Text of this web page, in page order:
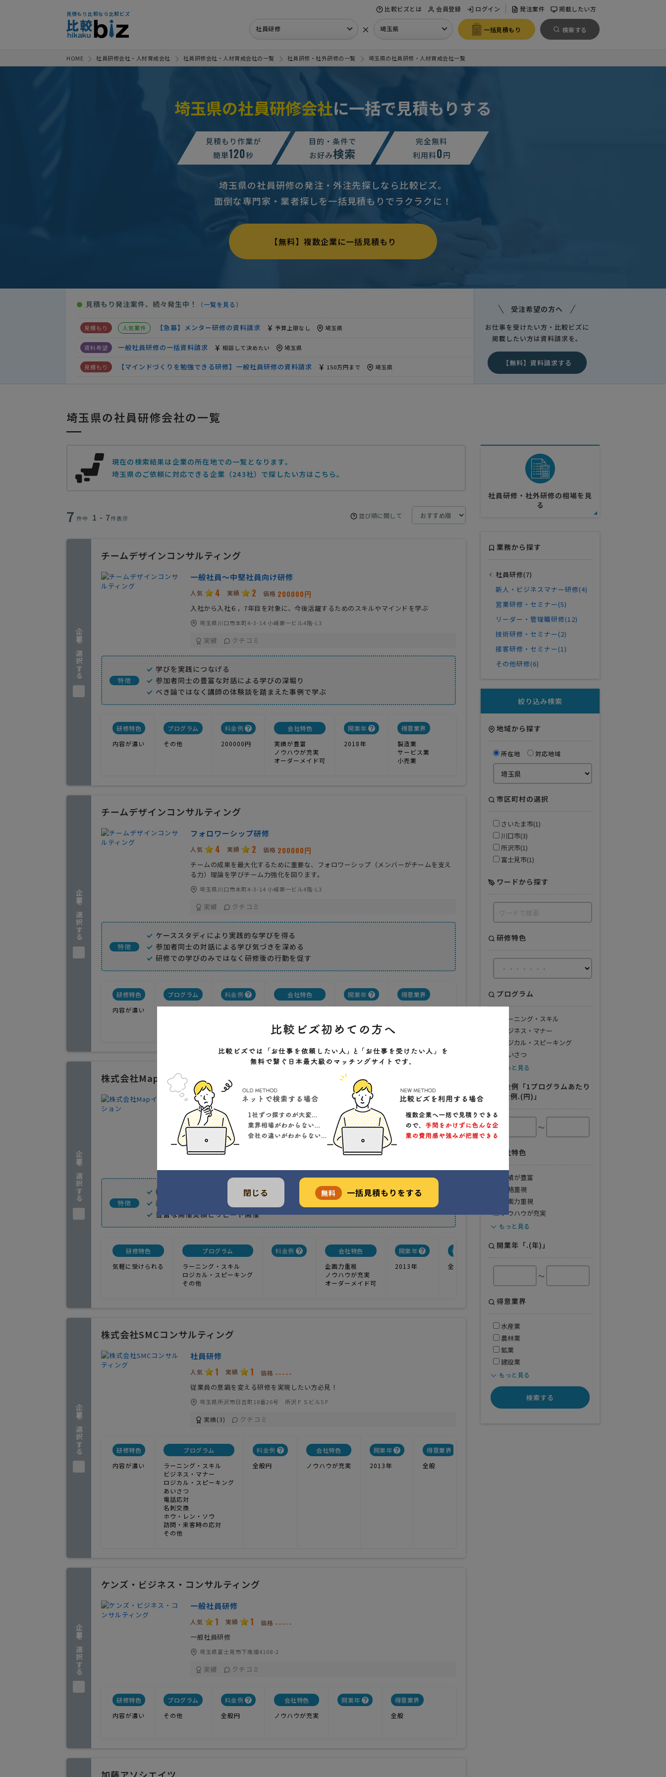
見積もり比較なら比較ビズ
比較ビズとは 会員登録 ログイン 発注案件 掲載したい方
社員研修 × 埼玉県 一括見積もり 検索する
HOME 社員研修会社・人材育成会社 社員研修会社・人材育成会社の一覧 社員研修・社外研修の一覧 埼玉県の社員研修・人材育成会社一覧
埼玉県の社員研修会社に一括で見積もりする
見積もり作業が
簡単120秒
目的・条件で
お好み検索
完全無料
利用料0円
埼玉県の社員研修の発注・外注先探しなら比較ビズ。
面倒な専門家・業者探しを一括見積もりでラクラクに！
【無料】複数企業に一括見積もり
● 見積もり発注案件、続々発生中！ （一覧を見る ）
【施設訪問と管理者研修】の相談・問合せ 15万円まで 埼玉県
相談して決めたい
【マインドづくりを勉強できる研修】一般社員研修の資料請求
人気案件 【電話対応研修】一般社員研修の資料請求 10万円まで 埼玉県
人気案件 【施設訪問と管理者研修】の相談・問合せ
人気案件 【急募】メンター研修の資料請求 予算上限なし 埼玉県
一般社員研修の一括資料請求 相談して決めたい 埼玉県
【マインドづくりを勉強できる研修】一般社員研修の資料請求 150万円まで 埼玉県
一般社員研修の資料請求 予算上限なし 埼玉県
受注希望の方へ
お仕事を受けたい方・比較ビズに
掲載したい方は資料請求を。
【無料】資料請求する
埼玉県の社員研修会社の一覧
現在の検索結果は企業の所在地での一覧となります。
埼玉県のご依頼に対応できる企業（243社）で探したい方はこちら。
7 件中 1 - 7件表示 並び順に関して
企業を選択する
チームデザインコンサルティング
一般社員〜中堅社員向け研修
人気 4 実績 2 価格 200000円
入社から入社６，7年目を対象に、今後活躍するためのスキルやマインドを学ぶ
埼玉県川口市本町4-3-14 小峰第一ビル4階-L3
実績 クチコミ
特徴
学びを実践につなげる
参加者同士の豊富な対話による学びの深堀り
べき論ではなく講師の体験談を踏まえた事例で学ぶ
研修特色
内容が濃い
プログラム
その他
料金例
200000円
会社特色
実績が豊富
ノウハウが充実
オーダーメイド可
開業年
2018年
得意業界
製造業
サービス業
小売業
企業を選択する
チームデザインコンサルティング
フォロワーシップ研修
人気 4 実績 2 価格 200000円
チームの成果を最大化するために重要な、フォロワーシップ（メンバーがチームを支え
る力）理論を学びチーム力強化を図ります。
埼玉県川口市本町4-3-14 小峰第一ビル4階-L3
実績 クチコミ
特徴
ケーススタディにより実践的な学びを得る
参加者同士の対話による学び気づきを深める
研修での学びのみではなく研修後の行動を促す
研修特色
内容が濃い
プログラム
料金例
会社特色
オーダーメイド可
開業年
得意業界
企業を選択する
株式会社Mapイノベーション
経営シミュレーション研修
人気 1 実績 1 価格-----
ビジネス研修で最も注目されている「ゲーム形式」による体験型研修
埼玉県坂戸市日の出町2-26-402
特徴
御社の収益構造に当てはめて考えることができ明日から活用可能
楽しく学べて参加者の明日からの行動変革に直結
豊富な開催実績とリピート開催
研修特色
気軽に受けられる
プログラム
ラーニング・スキル
ロジカル・スピーキング
その他
料金例
会社特色
企画力重視
ノウハウが充実
オーダーメイド可
開業年
2013年
得意業界
全般
企業を選択する
株式会社SMCコンサルティング
社員研修
人気 1 実績 1 価格 -----
従業員の意識を変える研修を実現したい方必見！
埼玉県所沢市日吉町18番26号 所沢ＦＳビル5Ｆ
実績(3) クチコミ
研修特色
内容が濃い
プログラム
ラーニング・スキル
ビジネス・マナー
ロジカル・スピーキング
あいさつ
電話応対
名刺交換
ホウ・レン・ソウ
訪問・来客時の応対
その他
料金例
全般円
会社特色
ノウハウが充実
開業年
2013年
得意業界
全般
企業を選択する
ケンズ・ビジネス・コンサルティング
一般社員研修
人気 1 実績 1 価格 -----
一般社員研修
埼玉県富士見市下南畑4108-2
実績 クチコミ
研修特色
内容が濃い
プログラム
その他
料金例
全般円
会社特色
ノウハウが充実
開業年
得意業界
全般
社員研修・社外研修の相場を見
る
業務から探す
社員研修(7)
新人・ビジネスマナー研修(4)
営業研修・セミナー(5)
リーダー・管理職研修(12)
技術研修・セミナー(2)
接客研修・セミナー(1)
その他研修(6)
絞り込み検索
地域から探す
所在地 対応地域
市区町村の選択
さいたま市(1)
川口市(3)
所沢市(1)
富士見市(1)
ワードから探す
研修特色
プログラム
ラーニング・スキル
ビジネス・マナー
ロジカル・スピーキング
あいさつ
もっと見る
料金例「1プログラムあたり
の料金例.(円)」
～
会社特色
実績が豊富
価格重視
企画力重視
ノウハウが充実
もっと見る
開業年「.(年)」
～
得意業界
水産業
農林業
鉱業
建設業
もっと見る
検索する
閉じる 無料 一括見積もりをする